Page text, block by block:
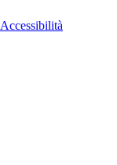
Accessibilità